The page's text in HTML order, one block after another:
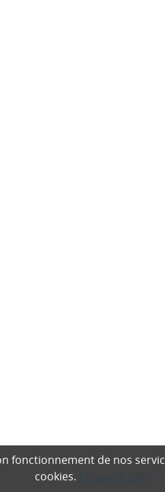
fonctionnement de nos
cookies.